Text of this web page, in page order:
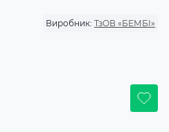
Виробник: ТзОВ «БЕМБІ»